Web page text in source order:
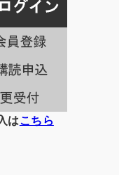
はこちら